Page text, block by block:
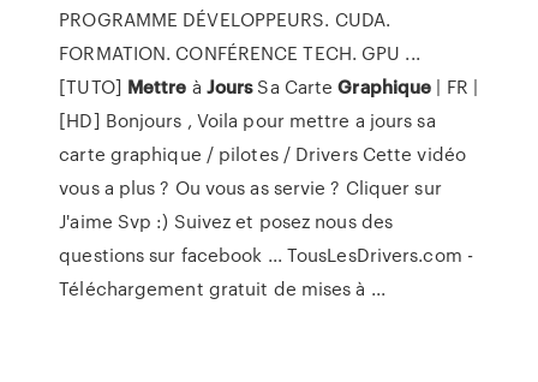
PROGRAMME DÉVELOPPEURS. CUDA.
FORMATION. CONFÉRENCE TECH. GPU ...
[TUTO] Mettre à JoursSa CarteGraphique | FR |
[HD] Bonjours , Voila pour mettre a jours sa
carte graphique / pilotes / Drivers Cette vidéo
vous a plus ? Ou vous as servie ? Cliquer sur
J'aime Svp :) Suivez et posez nous des
questions sur facebook ... TousLesDrivers.com -
Téléchargement gratuit de mises à ...